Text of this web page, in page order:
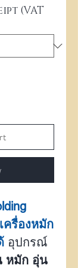
(VAT
ครื่องหมัก
อุปกรณ์
หมัก อุ่น